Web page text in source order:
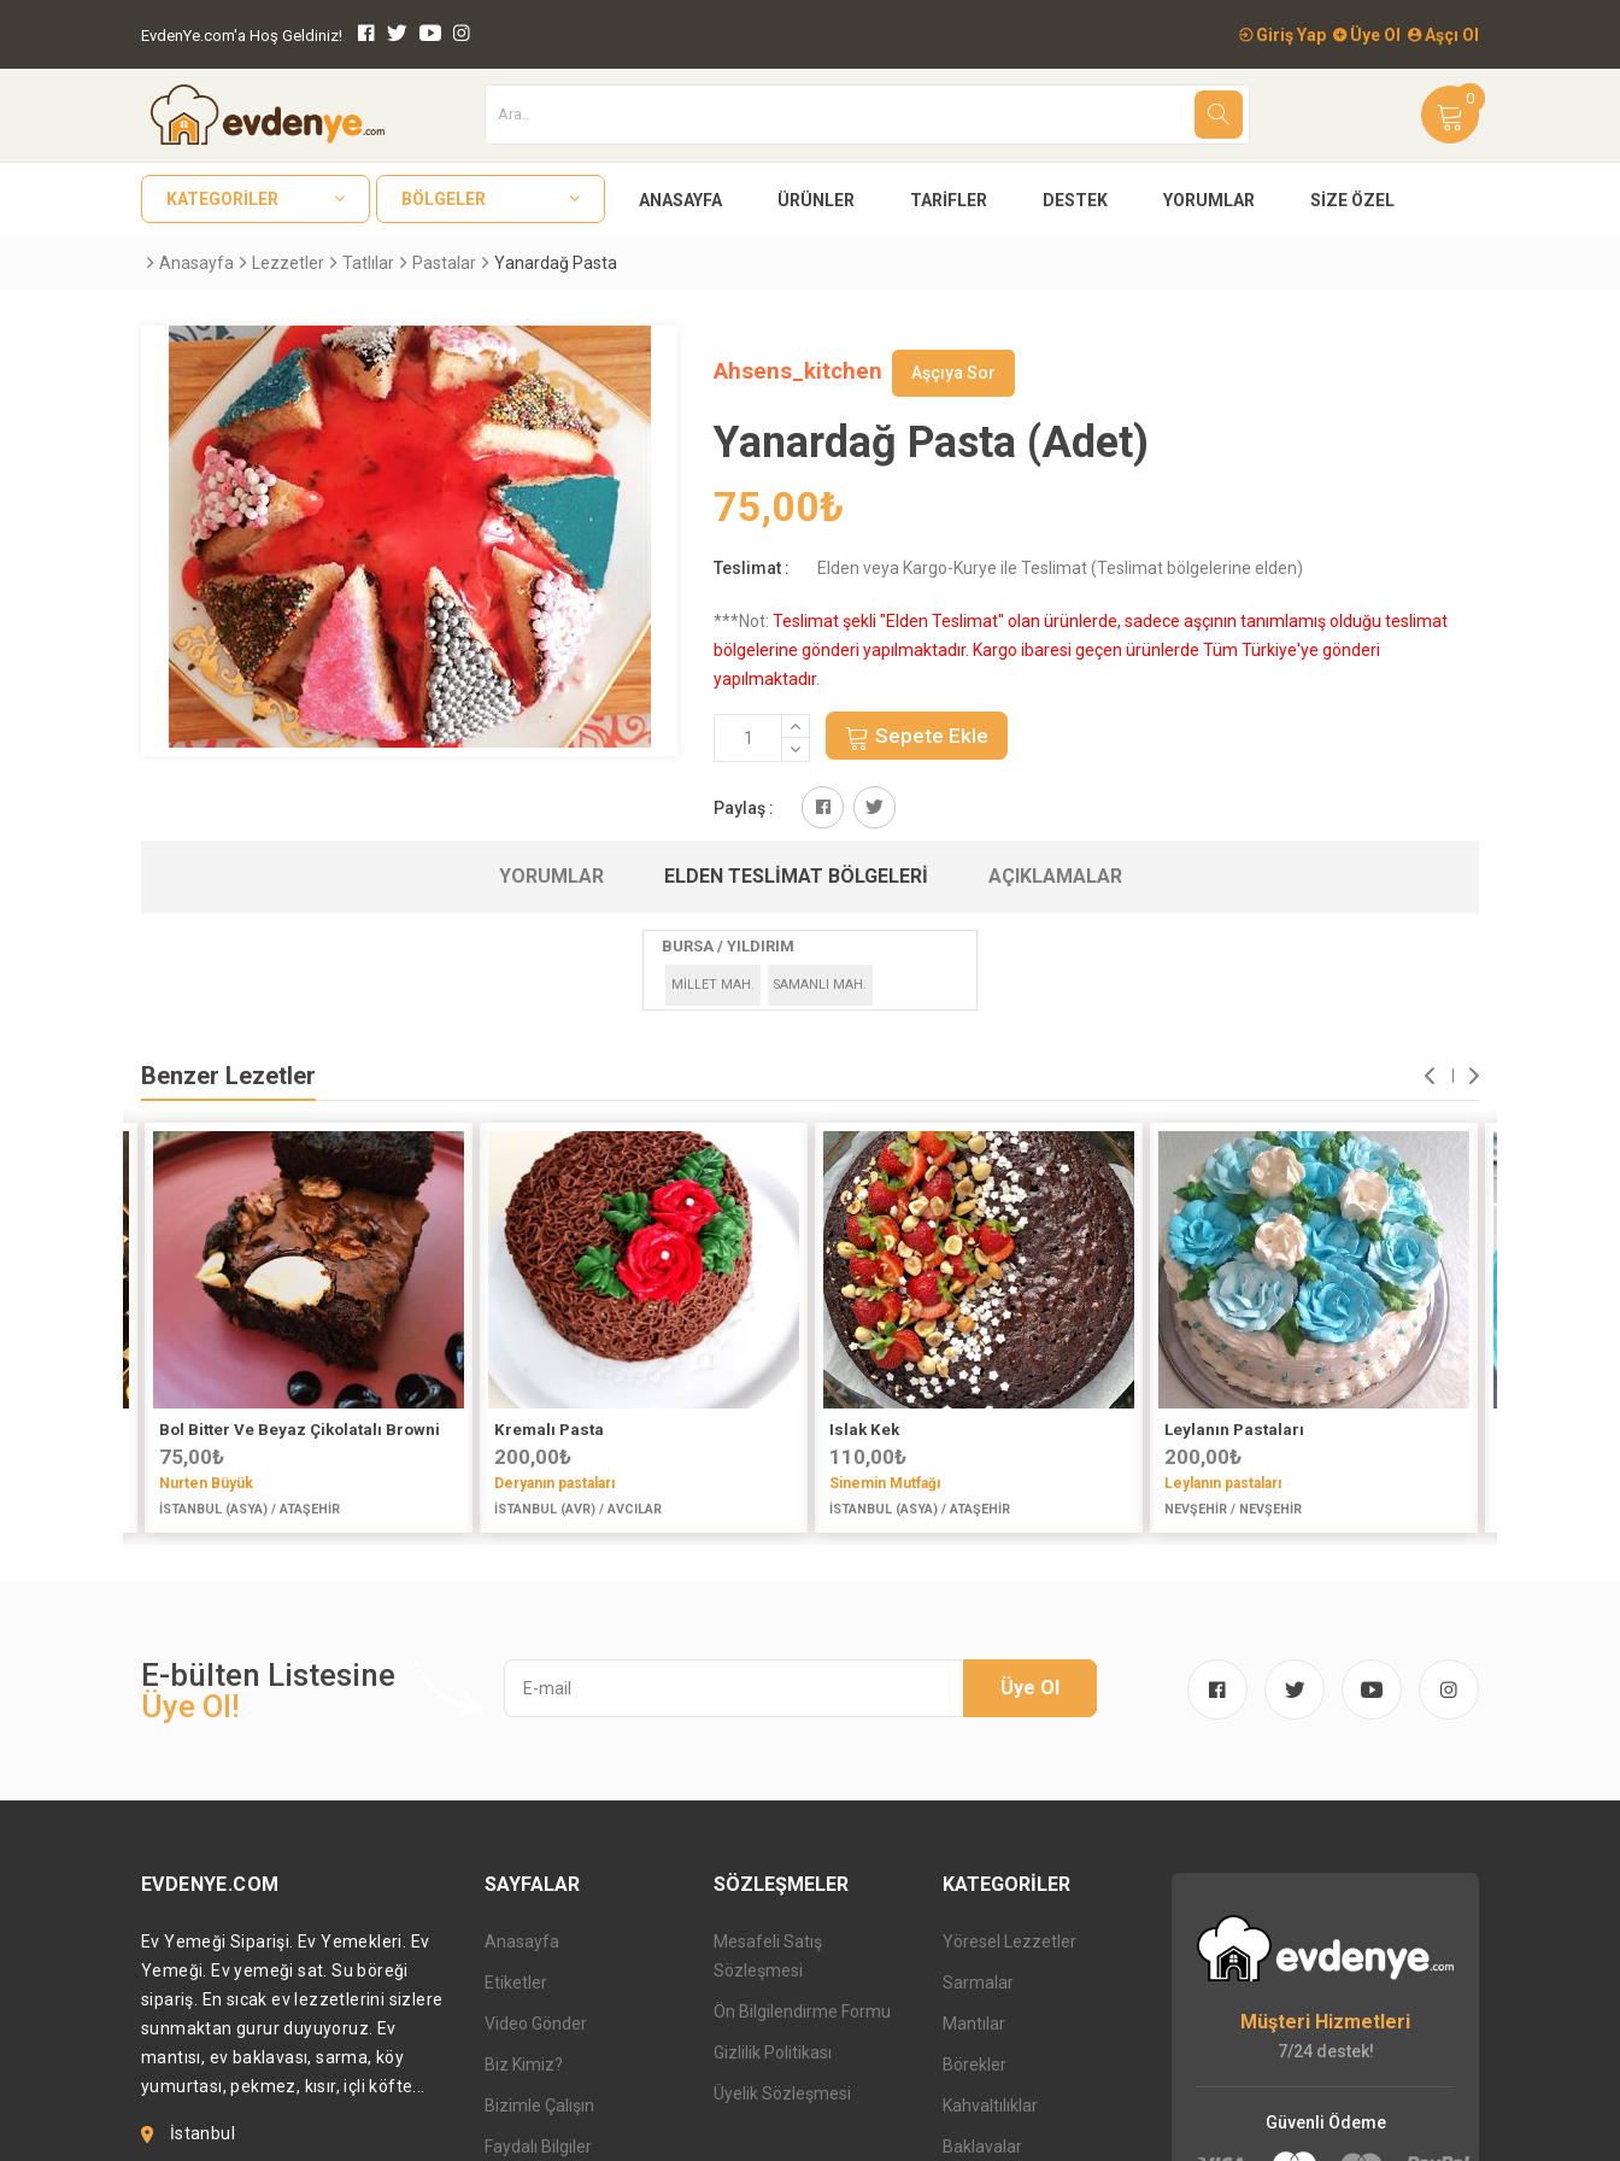
EvdenYe.com'a Hoş Geldiniz! Giriş Yap Üye Ol Aşçı Ol
0
KATEGORILER BÖLGELER ANASAYFA ÜRÜNLER TARIFLER DESTEK YORUMLAR SIZE ÖZEL
Anasayfa Lezzetler Tatlılar Pastalar Yanardağ Pasta
Ahsens_kitchen Aşçıya Sor
Yanardağ Pasta (Adet)
75,00₺
Teslimat : Elden veya Kargo-Kurye ile Teslimat (Teslimat bölgelerine elden)
***Not: Teslimat şekli "Elden Teslimat" olan ürünlerde, sadece aşçının tanımlamış olduğu teslimat
bölgelerine gönderi yapılmaktadır. Kargo ibaresi geçen ürünlerde Tüm Türkiye'ye gönderi
yapılmaktadır.
Sepete Ekle
Paylaş :
YORUMLAR ELDEN TESLIMAT BÖLGELERI AÇIKLAMALAR
BURSA / YILDIRIM
MİLLET MAH. SAMANLI MAH.
Benzer Lezetler
Bol Bitter Ve Beyaz Çikolatalı Browni
75,00₺
Nurten Büyük
İSTANBUL (ASYA) / ATAŞEHİR
Kremalı Pasta
200,00₺
Deryanın pastaları
İSTANBUL (AVR) / AVCILAR
Islak Kek
110,00₺
Sinemin Mutfağı
İSTANBUL (ASYA) / ATAŞEHİR
Leylanın Pastaları
200,00₺
Leylanın pastaları
NEVŞEHİR / NEVŞEHİR
E-bülten Listesine
Üye Ol!
Üye Ol
EVDENYE.COM
Ev Yemeği Siparişi. Ev Yemekleri. Ev
Yemeği. Ev yemeği sat. Su böreği
sipariş. En sıcak ev lezzetlerini sizlere
sunmaktan gurur duyuyoruz. Ev
mantısı, ev baklavası, sarma, köy
yumurtası, pekmez, kısır, içli köfte...
İstanbul
SAYFALAR
Anasayfa
Etiketler
Video Gönder
Biz Kimiz?
Bizimle Çalışın
Faydalı Bilgiler
SÖZLEŞMELER
Mesafeli Satış
Sözleşmesi
Ön Bilgilendirme Formu
Gizlilik Politikası
Üyelik Sözleşmesi
KATEGORILER
Yöresel Lezzetler
Sarmalar
Mantılar
Börekler
Kahvaltılıklar
Baklavalar
Müşteri Hizmetleri
7/24 destek!
Güvenli Ödeme